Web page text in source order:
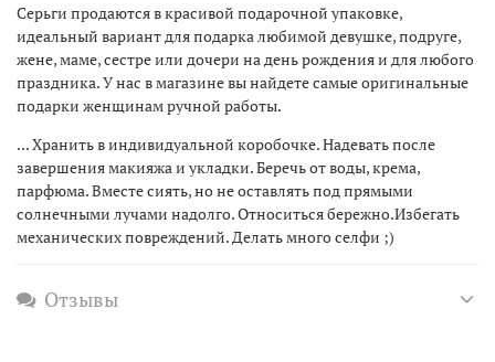
Серьги продаются в красивой подарочной упаковке,
идеальный вариант для подарка любимой девушке, подруге,
жене, маме, сестре или дочери на день рождения и для любого
праздника. У нас в магазине вы найдете самые оригинальные
подарки женщинам ручной работы.
... Хранить в индивидуальной коробочке. Надевать после
завершения макияжа и укладки. Беречь от воды, крема,
парфюма. Вместе сиять, но не оставлять под прямыми
солнечными лучами надолго. Относиться бережно.Избегать
механических повреждений. Делать много селфи ;)
Отзывы